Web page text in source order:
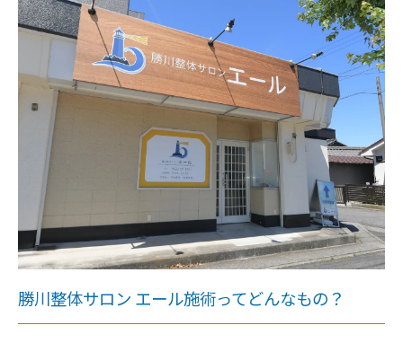
勝川整体サロン エール施術ってどんなもの？
勝川整体サロン エール施術ってどんなもの？